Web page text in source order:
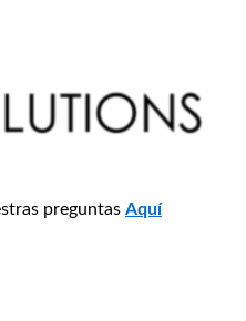
preguntas Aquí